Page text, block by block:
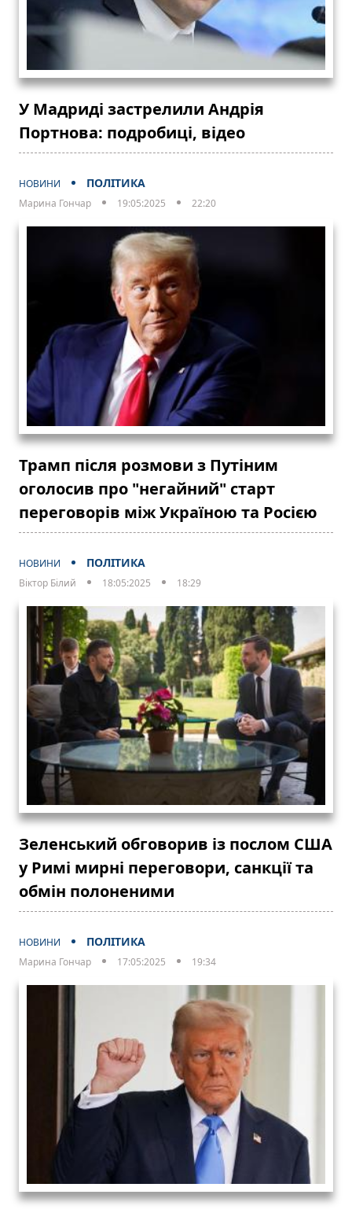
У Мадриді застрелили Андрія
Портнова: подробиці, відео
НОВИНИ ПОЛІТИКА
Марина Гончар 19:05:2025 22:20
Трамп після розмови з Путіним
оголосив про "негайний" старт
переговорів між Україною та Росією
НОВИНИ ПОЛІТИКА
Віктор Білий 18:05:2025 18:29
Зеленський обговорив із послом США
у Римі мирні переговори, санкції та
обмін полоненими
НОВИНИ ПОЛІТИКА
Марина Гончар 17:05:2025 19:34